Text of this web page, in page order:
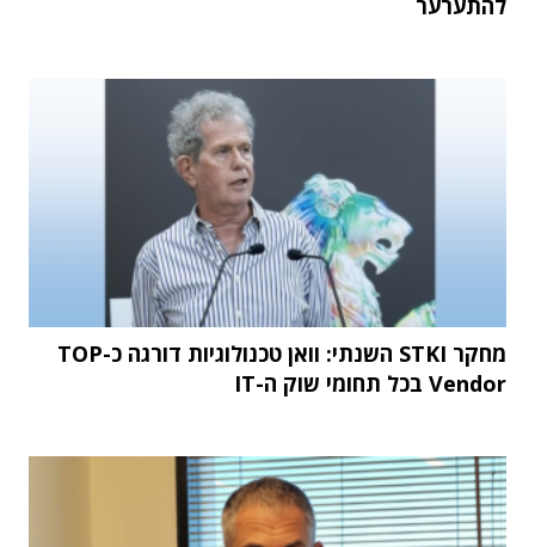
להתערער
מחקר STKI השנתי: וואן טכנולוגיות דורגה כ-TOP
Vendor בכל תחומי שוק ה-IT